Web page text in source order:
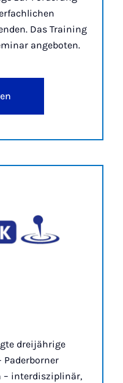
Das Training
angeboten.
dreijährige
Paderborner
– interdisziplinär,